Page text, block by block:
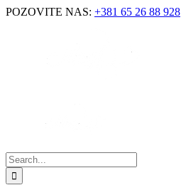
POZOVITE NAS: +381 65 26 88 928